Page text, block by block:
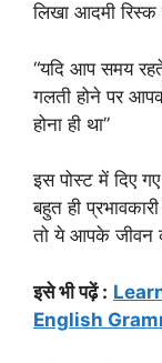
लिखा आदमी
“यदि आप समय
गलती होने पर
होना ही था”
इस पोस्ट में दिए
बहुत ही
तो ये आपके जीवन
इसे भी पढ़ें :
English